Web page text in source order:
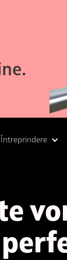
Întreprindere